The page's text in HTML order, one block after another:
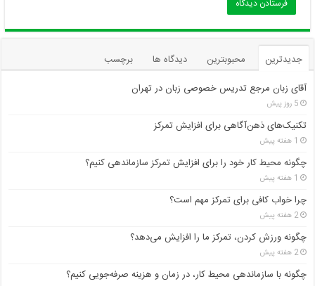
جدیدترین محبوبترین دیدگاه ها
برچسب
آقای زبان مرجع تدریس خصوصی زبان در تهران
5 روز پیش
تکنیک‌های ذهن‌آگاهی برای افزایش تمرکز
1 هفته پیش
چگونه محیط کار خود را برای افزایش تمرکز سازماندهی کنیم؟
1 هفته پیش
چرا خواب کافی برای تمرکز مهم است؟
2 هفته پیش
چگونه ورزش کردن، تمرکز ما را افزایش می‌دهد؟
2 هفته پیش
چگونه با سازماندهی محیط کار، در زمان و هزینه صرفه‌جویی کنیم؟